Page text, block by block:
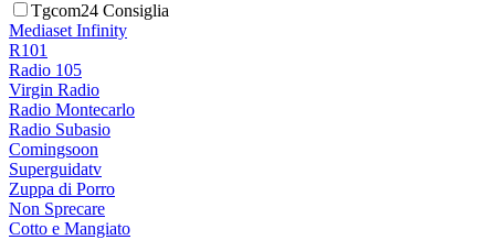
Tgcom24 Consiglia
Mediaset Infinity
R101
Radio 105
Virgin Radio
Radio Montecarlo
Radio Subasio
Comingsoon
Superguidatv
Zuppa di Porro
Non Sprecare
Cotto e Mangiato